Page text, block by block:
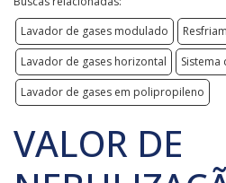
Lavador de gases modulado
Lavador de gases horizontal
Lavador de gases em polipropileno
VALOR DE